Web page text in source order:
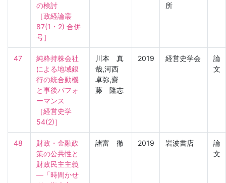
の検討
［政経論叢
87(1・2) 合併
号］
所
47
純粋持株会社
による地域銀
行の統合動機
と事後パフォ
ーマンス
［経営史学
54(2)］
川本 真
哉,河西
卓弥,齋
藤 隆志
2019 経営史学会
論
文
48
財政・金融政
策の公共性と
財政民主主義
―「時間かせ
諸富 徹 2019 岩波書店
論
文